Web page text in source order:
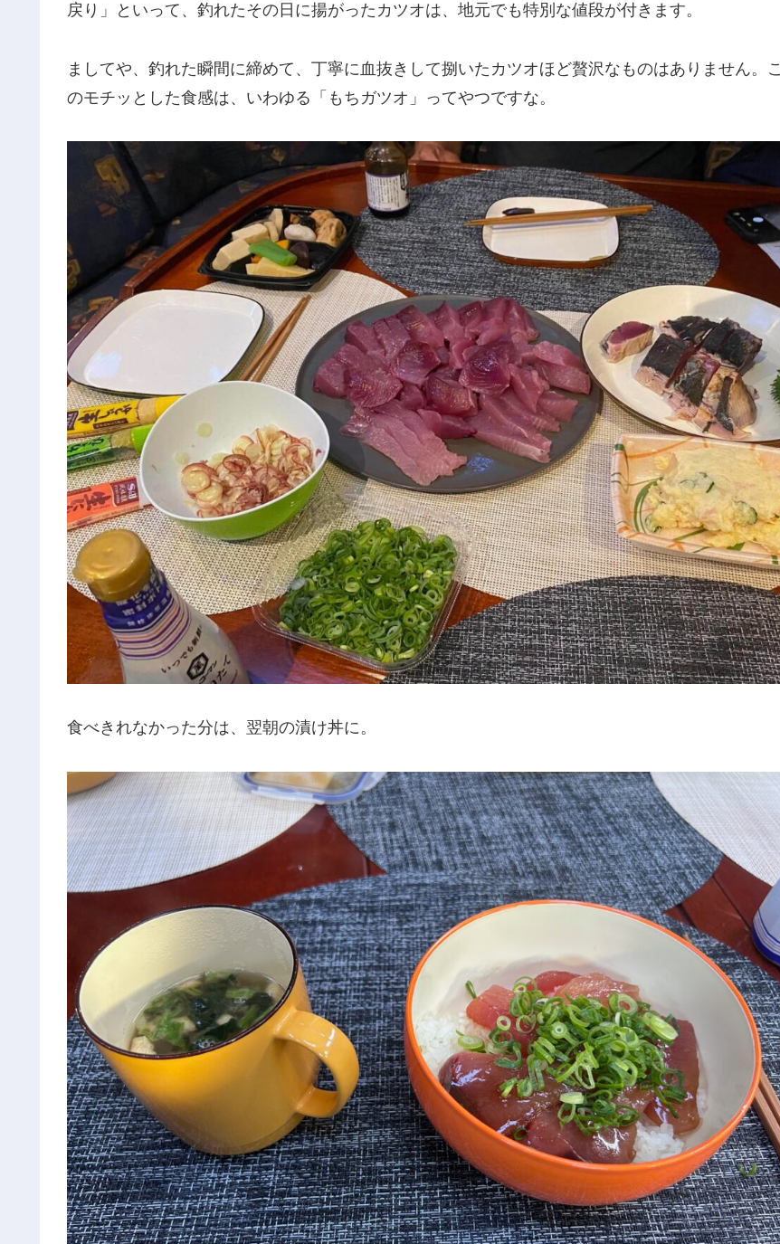
戻り」といって、釣れたその日に揚がったカツオは、地元でも特別な値段が付きます。
ましてや、釣れた瞬間に締めて、丁寧に血抜きして捌いたカツオほど贅沢なものはありません。こ
のモチッとした食感は、いわゆる「もちガツオ」ってやつですな。
食べきれなかった分は、翌朝の漬け丼に。